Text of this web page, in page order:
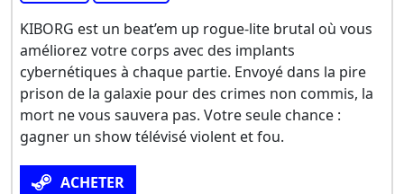
KIBORG est un beat’em up rogue-lite brutal où vous
améliorez votre corps avec des implants
cybernétiques à chaque partie. Envoyé dans la pire
prison de la galaxie pour des crimes non commis, la
mort ne vous sauvera pas. Votre seule chance :
gagner un show télévisé violent et fou.
ACHETER